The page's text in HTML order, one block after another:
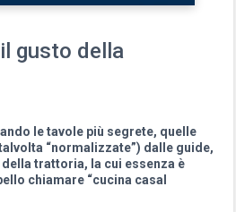
gusto della
le tavole più segrete, quelle
“normalizzate”) dalle guide,
trattoria, la cui essenza è
chiamare “cucina casal